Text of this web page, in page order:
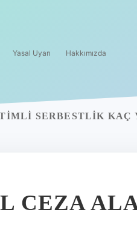
Yasal Uyarı Hakkımızda
SERBESTLIK KAÇ
CEZA